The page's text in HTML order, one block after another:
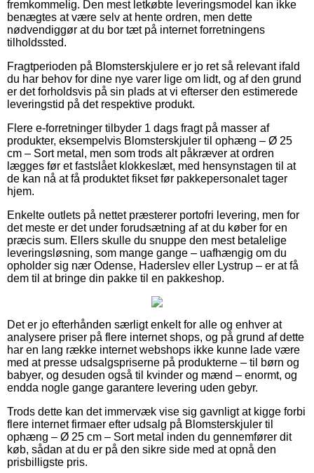
fremkommelig. Den mest letkøbte leveringsmodel kan ikke
benægtes at være selv at hente ordren, men dette
nødvendiggør at du bor tæt på internet forretningens
tilholdssted.
Fragtperioden på Blomsterskjulere er jo ret så relevant ifald
du har behov for dine nye varer lige om lidt, og af den grund
er det forholdsvis på sin plads at vi efterser den estimerede
leveringstid på det respektive produkt.
Flere e-forretninger tilbyder 1 dags fragt på masser af
produkter, eksempelvis Blomsterskjuler til ophæng – Ø 25
cm – Sort metal, men som trods alt påkræver at ordren
lægges før et fastslået klokkeslæt, med hensynstagen til at
de kan nå at få produktet fikset før pakkepersonalet tager
hjem.
Enkelte outlets på nettet præsterer portofri levering, men for
det meste er det under forudsætning af at du køber for en
præcis sum. Ellers skulle du snuppe den mest betalelige
leveringsløsning, som mange gange – uafhængig om du
opholder sig nær Odense, Haderslev eller Lystrup – er at få
dem til at bringe din pakke til en pakkeshop.
Det er jo efterhånden særligt enkelt for alle og enhver at
analysere priser på flere internet shops, og på grund af dette
har en lang række internet webshops ikke kunne lade være
med at presse udsalgspriserne på produkterne – til børn og
babyer, og desuden også til kvinder og mænd – enormt, og
endda nogle gange garantere levering uden gebyr.
Trods dette kan det immervæk vise sig gavnligt at kigge forbi
flere internet firmaer efter udsalg på Blomsterskjuler til
ophæng – Ø 25 cm – Sort metal inden du gennemfører dit
køb, sådan at du er på den sikre side med at opnå den
prisbilligste pris.